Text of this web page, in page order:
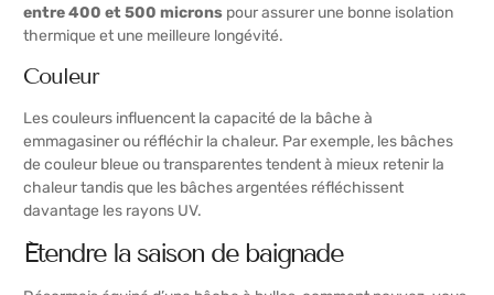
entre 400 et 500 microns pour assurer une bonne isolation
thermique et une meilleure longévité.
Couleur
Les couleurs influencent la capacité de la bâche à
emmagasiner ou réfléchir la chaleur. Par exemple, les bâches
de couleur bleue ou transparentes tendent à mieux retenir la
chaleur tandis que les bâches argentées réfléchissent
davantage les rayons UV.
Étendre la saison de baignade